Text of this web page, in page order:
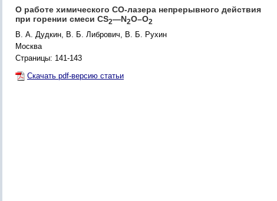
О работе химического СО-лазера непрерывного действия
при горении смеси CS2—N2O–O2
В. А. Дудкин, В. Б. Либрович, В. Б. Рухин
Москва
Страницы: 141-143
Скачать pdf-версию статьи